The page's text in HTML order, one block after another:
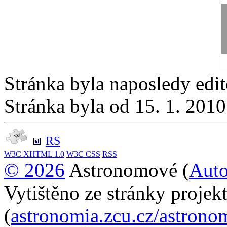
Stránka byla naposledy
Stránka byla od 15. 1.
RS
W3C XHTML 1.0 W3C CSS RSS
© 2026 Astronomové (
Vytištěno ze stránky
(astronomia.zcu.cz/